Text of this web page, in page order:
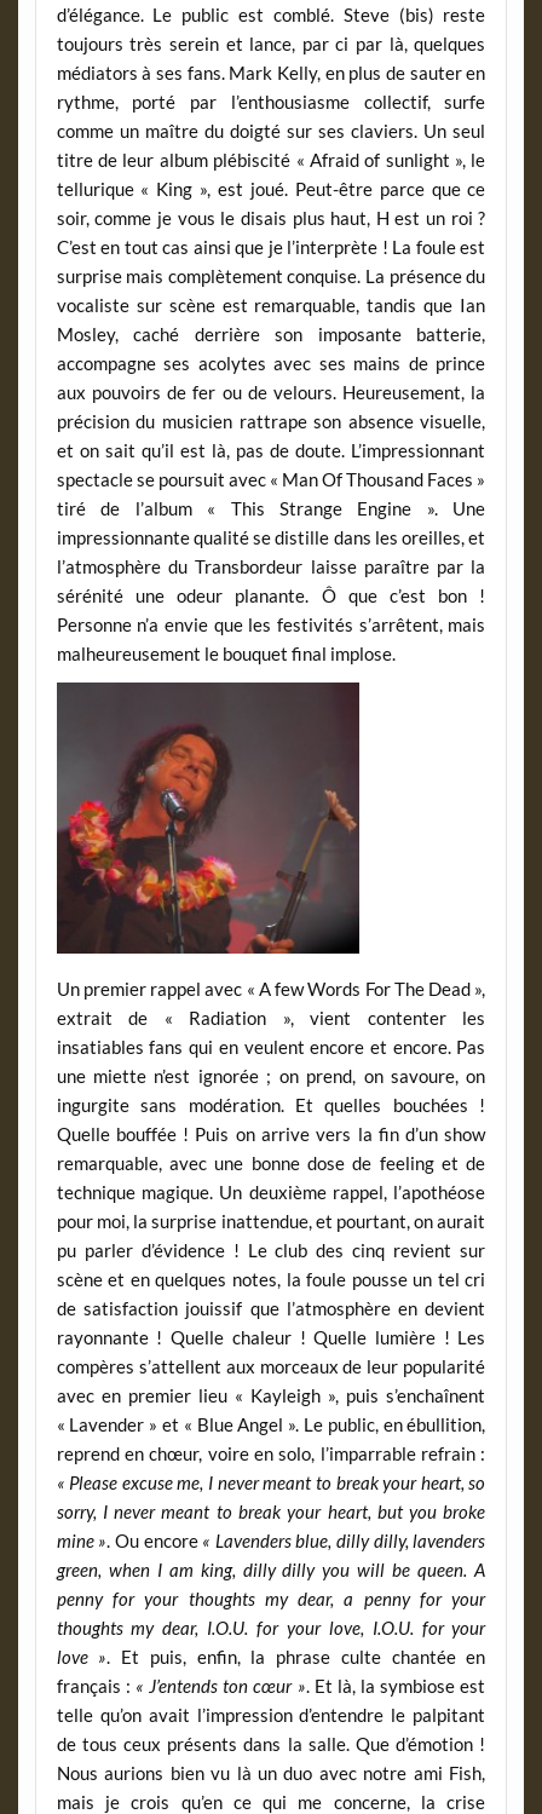
d’élégance. Le public est comblé. Steve (bis) reste
toujours très serein et lance, par ci par là, quelques
médiators à ses fans. Mark Kelly, en plus de sauter en
rythme, porté par l’enthousiasme collectif, surfe
comme un maître du doigté sur ses claviers. Un seul
titre de leur album plébiscité « Afraid of sunlight », le
tellurique « King », est joué. Peut-être parce que ce
soir, comme je vous le disais plus haut, H est un roi ?
C’est en tout cas ainsi que je l’interprète ! La foule est
surprise mais complètement conquise. La présence du
vocaliste sur scène est remarquable, tandis que Ian
Mosley, caché derrière son imposante batterie,
accompagne ses acolytes avec ses mains de prince
aux pouvoirs de fer ou de velours. Heureusement, la
précision du musicien rattrape son absence visuelle,
et on sait qu’il est là, pas de doute. L’impressionnant
spectacle se poursuit avec « Man Of Thousand Faces »
tiré de l’album « This Strange Engine ». Une
impressionnante qualité se distille dans les oreilles, et
l’atmosphère du Transbordeur laisse paraître par la
sérénité une odeur planante. Ô que c’est bon !
Personne n’a envie que les festivités s’arrêtent, mais
malheureusement le bouquet final implose.
Un premier rappel avec « A few Words For The Dead »,
extrait de « Radiation », vient contenter les
insatiables fans qui en veulent encore et encore. Pas
une miette n’est ignorée ; on prend, on savoure, on
ingurgite sans modération. Et quelles bouchées !
Quelle bouffée ! Puis on arrive vers la fin d’un show
remarquable, avec une bonne dose de feeling et de
technique magique. Un deuxième rappel, l’apothéose
pour moi, la surprise inattendue, et pourtant, on aurait
pu parler d’évidence ! Le club des cinq revient sur
scène et en quelques notes, la foule pousse un tel cri
de satisfaction jouissif que l’atmosphère en devient
rayonnante ! Quelle chaleur ! Quelle lumière ! Les
compères s’attellent aux morceaux de leur popularité
avec en premier lieu « Kayleigh », puis s’enchaînent
« Lavender » et « Blue Angel ». Le public, en ébullition,
reprend en chœur, voire en solo, l’imparrable refrain :
« Please excuse me, I never meant to break your heart, so
sorry, I never meant to break your heart, but you broke
mine ». Ou encore « Lavenders blue, dilly dilly, lavenders
green, when I am king, dilly dilly you will be queen. A
penny for your thoughts my dear, a penny for your
thoughts my dear, I.O.U. for your love, I.O.U. for your
love ». Et puis, enfin, la phrase culte chantée en
français : « J’entends ton cœur ». Et là, la symbiose est
telle qu’on avait l’impression d’entendre le palpitant
de tous ceux présents dans la salle. Que d’émotion !
Nous aurions bien vu là un duo avec notre ami Fish,
mais je crois qu’en ce qui me concerne, la crise